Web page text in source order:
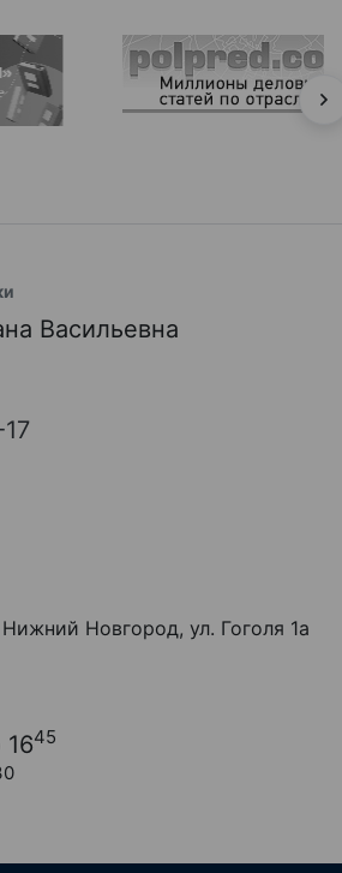
Васильевна
Новгород, ул. Гоголя 1а
1645